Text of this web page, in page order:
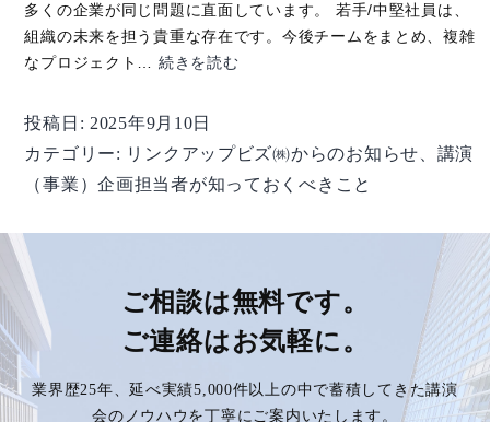
多くの企業が同じ問題に直面しています。 若手/中堅社員は、
組織の未来を担う貴重な存在です。今後チームをまとめ、複雑
なプロジェクト… 続きを読む【講
担
当
っ
お
べ
投稿日: 2025年9月10日
カテゴリー: リンクアップビズ㈱からのお知らせ
講演
（事業）企画担当者が知っておくべきこと
ご相談は無料です。
ご連絡はお気軽に。
業界歴25年、延べ実績5,000件以上の中で蓄積してきた講演
会のノウハウを丁寧にご案内いたします。